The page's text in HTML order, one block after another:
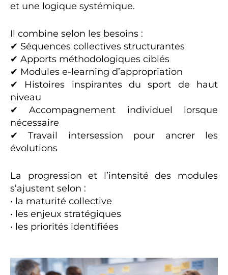
et une logique systémique.
Il combine selon les besoins :
✔ Séquences collectives structurantes
✔ Apports méthodologiques ciblés
✔ Modules e-learning d’appropriation
✔ Histoires inspirantes du sport de haut
niveau
✔ Accompagnement individuel lorsque
nécessaire
✔ Travail intersession pour ancrer les
évolutions
La progression et l’intensité des modules
s’ajustent selon :
• la maturité collective
• les enjeux stratégiques
• les priorités identifiées